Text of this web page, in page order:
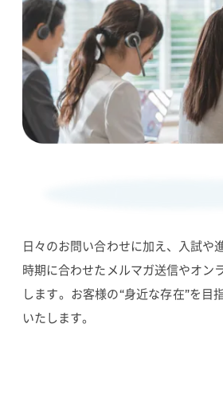
日々のお問い合わせに加え、入試や
時期に合わせたメルマガ送信やオン
します。お客様の“身近な存在”を目
いたします。
サポート セキュリティ システ
その他
システム比較 単位制について
新着情報
お問い合わ
パンフレットダウ